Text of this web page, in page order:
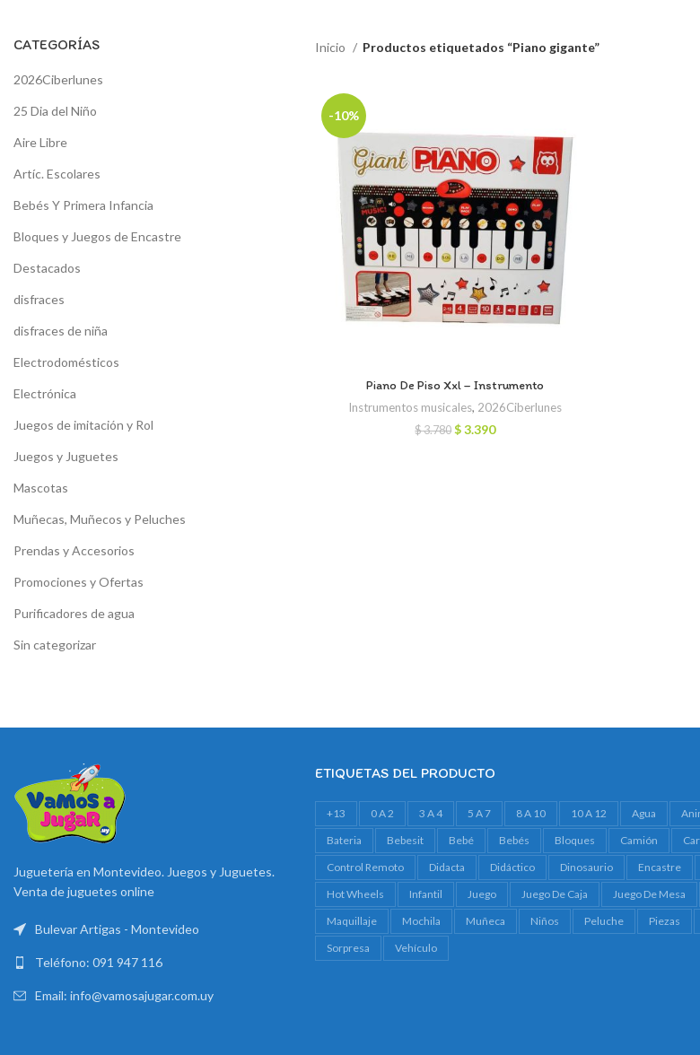
CATEGORÍAS
2026Ciberlunes
25 Dia del Niño
Aire Libre
Artíc. Escolares
Bebés Y Primera Infancia
Bloques y Juegos de Encastre
Destacados
disfraces
disfraces de niña
Electrodomésticos
Electrónica
Juegos de imitación y Rol
Juegos y Juguetes
Mascotas
Muñecas, Muñecos y Peluches
Prendas y Accesorios
Promociones y Ofertas
Purificadores de agua
Sin categorizar
Inicio Productos etiquetados “Piano gigante”
-10%
Piano De Piso Xxl – Instrumento
Instrumentos musicales, 2026Ciberlunes
$3.780 El
$3.390El
Juguetería en Montevideo. Juegos y Juguetes.
Venta de juguetes online
Bulevar Artigas - Montevideo
Teléfono: 091 947 116
Email: info@vamosajugar.com.uy
ETIQUETAS DEL PRODUCTO
+13 0 A 2 3 A 4 5 A 7 8 A 10 10 A 12 Agua
Bateria
Bebesit Bebé Bebés Bloques Camión
Control Remoto
Didacta Didáctico Dinosaurio Encastre
Hot Wheels
Infantil Juego Juego De Caja Juego De Mesa
Maquillaje
Mochila Muñeca Niños Peluche Piezas
Sorpresa
Vehículo